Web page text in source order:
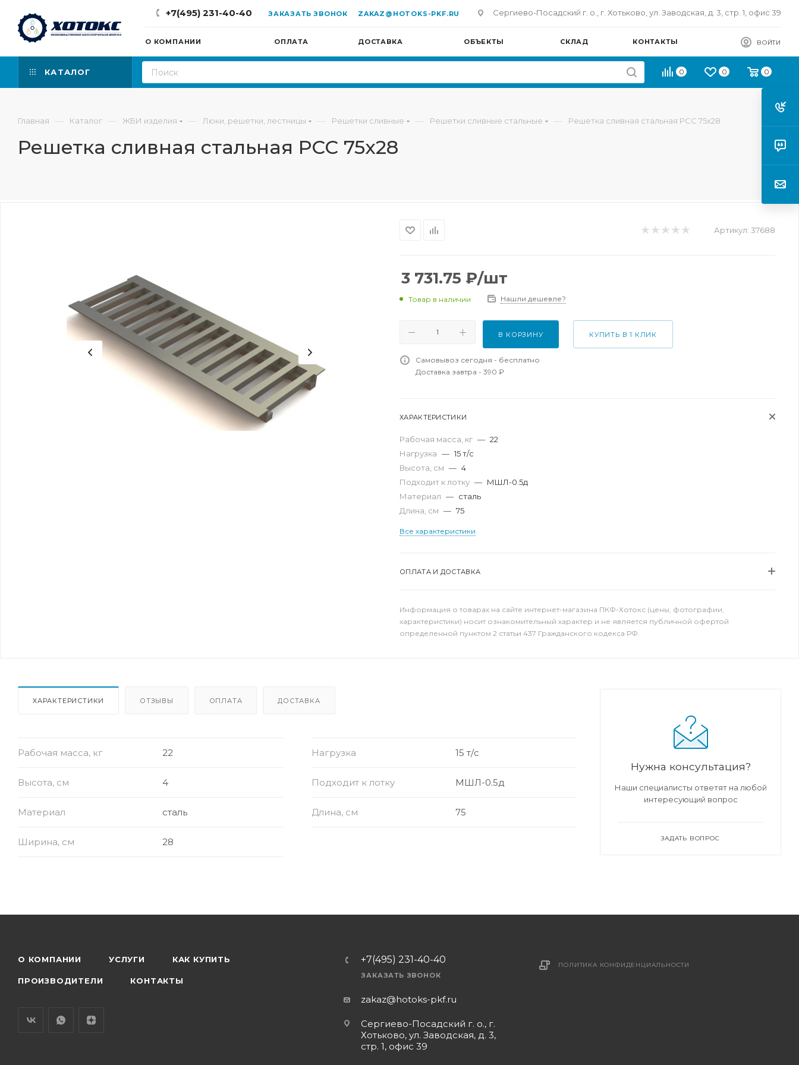
+7(495) 231-40-40 ЗАКАЗАТЬ ЗВОНОК ZAKAZ@HOTOKS-PKF.RU Сергиево-Посадский г. о., г. Хотьково, ул. Заводская, д. 3, стр. 1, офис 39
О КОМПАНИИ ОПЛАТА ДОСТАВКА ОБЪЕКТЫ СКЛАД КОНТАКТЫ ВОЙТИ
КАТАЛОГ 0 0 0
Главная — Каталог — ЖБИ изделия — Люки, решетки, лестницы — Решетки сливные — Решетки сливные стальные — Решетка сливная стальная РСС 75х28
Решетка сливная стальная РСС 75х28
Артикул: 37688
3 731.75 ₽/шт
Товар в наличии Нашли дешевле?
В КОРЗИНУ КУПИТЬ В 1 КЛИК
Самовывоз сегодня - бесплатно
Доставка завтра - 390 ₽
ХАРАКТЕРИСТИКИ
Рабочая масса, кг — 22
Нагрузка — 15 т/с
Высота, см — 4
Подходит к лотку — МШЛ-0.5д
Материал — сталь
Длина, см — 75
Все характеристики
ОПЛАТА И ДОСТАВКА
Информация о товарах на сайте интернет-магазина ПКФ-Хотокс (цены, фотографии,
характеристики) носит ознакомительный характер и не является публичной офертой
определенной пунктом 2 статьи 437 Гражданского кодекса РФ.
ХАРАКТЕРИСТИКИ ОТЗЫВЫ ОПЛАТА ДОСТАВКА
Рабочая масса, кг 22 Нагрузка 15 т/с
Высота, см 4 Подходит к лотку МШЛ-0.5д
Материал сталь Длина, см 75
Ширина, см 28
Нужна консультация?
Наши специалисты ответят на любой
интересующий вопрос
ЗАДАТЬ ВОПРОС
О КОМПАНИИ УСЛУГИ КАК КУПИТЬ
ПРОИЗВОДИТЕЛИ КОНТАКТЫ
+7(495) 231-40-40
ЗАКАЗАТЬ ЗВОНОК
zakaz@hotoks-pkf.ru
Сергиево-Посадский г. о., г.
Хотьково, ул. Заводская, д. 3,
стр. 1, офис 39
ПОЛИТИКА КОНФИДЕНЦИАЛЬНОСТИ